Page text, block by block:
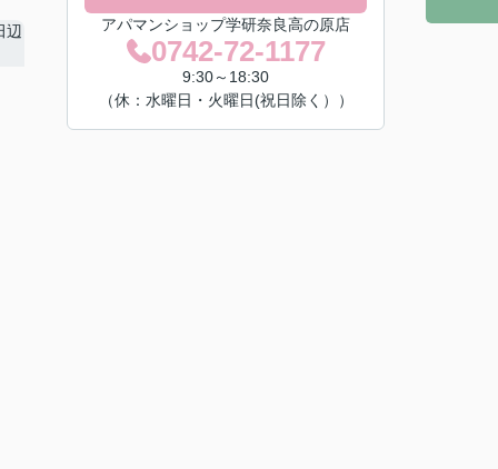
アパマンショップ学研奈良高の原店
0742-72-1177
9:30～18:30
（休：水曜日・火曜日(祝日除く））